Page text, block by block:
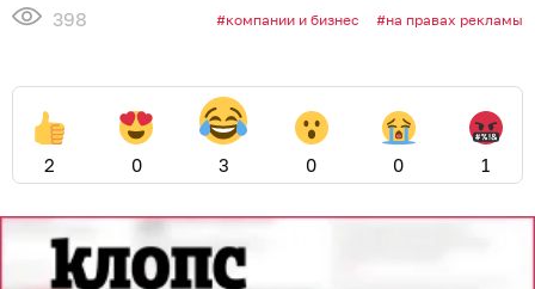
398 компании и бизнес на правах рекламы
2 0 3 0 0 1